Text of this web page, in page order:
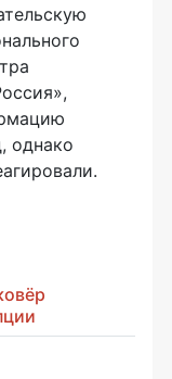
»,
однако